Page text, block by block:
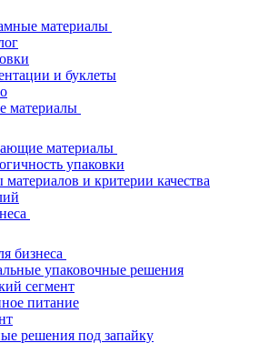
материалы
и буклеты
материалы
материалы
упаковки
и критерии качества
бизнеса
упаковочные решения
сегмент
питание
решения под запайку